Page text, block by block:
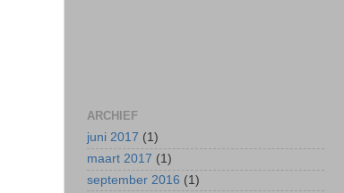
ARCHIEF
juni 2017 (1)
maart 2017 (1)
september 2016 (1)